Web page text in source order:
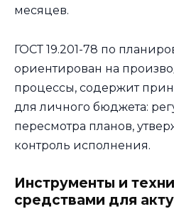
месяцев.
ГОСТ 19.201-78 по
ориентирован на
процессы, содержит
для личного бюджета:
пересмотра планов,
контроль исполнения.
Инструменты и
средствами для